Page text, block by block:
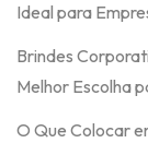
Ideal para
Brindes
Melhor Escolha
O Que Colocar